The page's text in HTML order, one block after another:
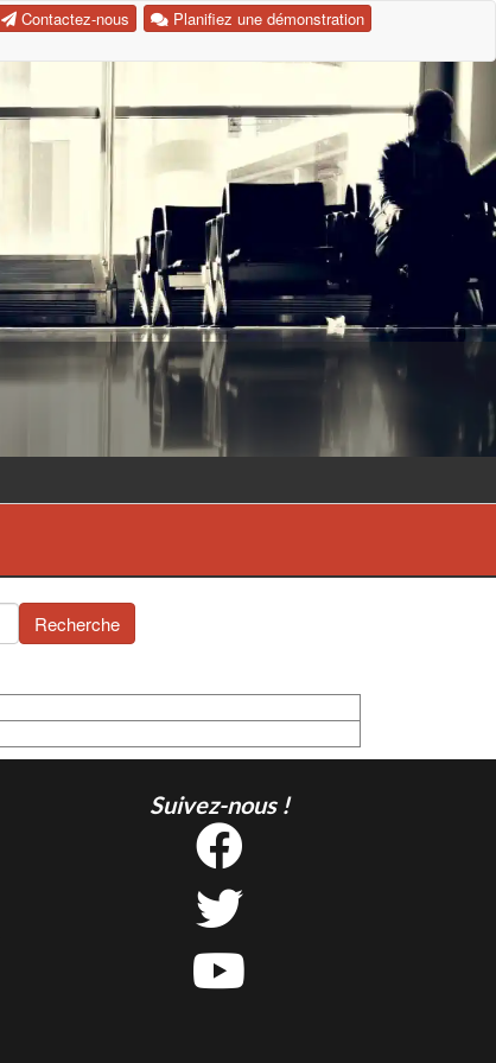
Planifiez une démonstration
Contactez-nous
Recherche
Suivez-nous !